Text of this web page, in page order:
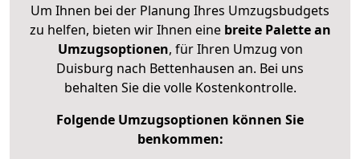
Um Ihnen bei der Planung Ihres Umzugsbudgets
zu helfen, bieten wir Ihnen eine breite Palette an
Umzugsoptionen, für Ihren Umzug von
Duisburg nach Bettenhausen an. Bei uns
behalten Sie die volle Kostenkontrolle.
Folgende Umzugsoptionen können Sie
benkommen: